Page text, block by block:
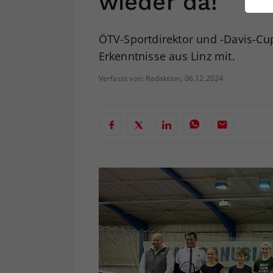
ÖTV-Sportdirektor und -Davis-
Erkenntnisse aus Linz mit.
Verfasst von: Redaktion, 06.12.2024